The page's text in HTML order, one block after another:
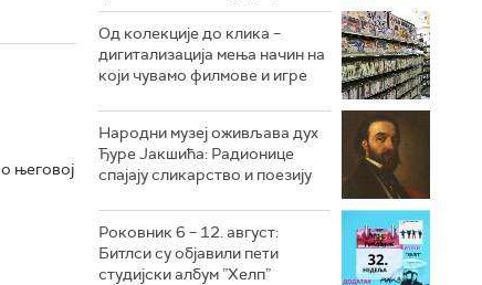
његовој
Од колекције до клика –
дигитализација мења начин на
који чувамо филмове и игре
Народни музеј оживљава дух
Ђуре Јакшића: Радионице
спајају сликарство и поезију
Роковник 6 – 12. август:
Битлси су објавили пети
студијски албум ”Хелп”